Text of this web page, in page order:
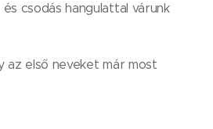
csodás hangulattal várunk
az első neveket már most